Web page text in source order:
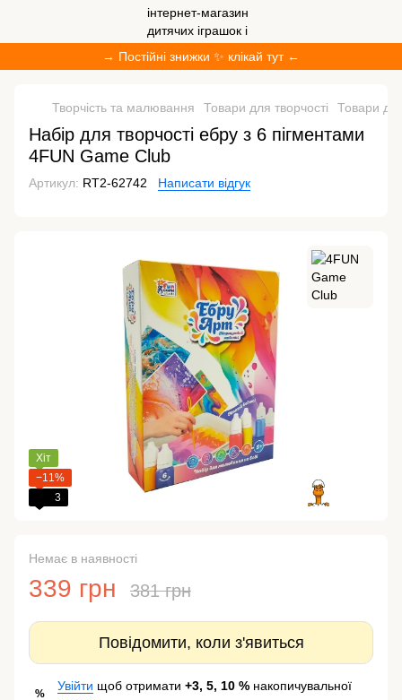
→ Постійні знижки ✨ клікай тут ←
Творчість та малювання Товари для творчості Товари
Набір для творчості ебру з 6 пігментами
4FUN Game Club
Артикул: RT2-62742 Написати відгук
Хіт
−11%
3
Немає в наявності
339 грн 381 грн
Повідомити, коли з'явиться
%
Увійти щоб отримати +3, 5, 10 % накопичувальної